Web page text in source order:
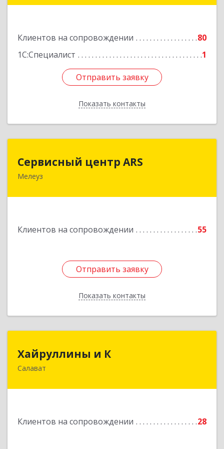
Клиентов на сопровождении
80
1С:Специалист
1
Отправить заявку
Показать контакты
Отправить заявку
Назад
Сервисный центр ARS
Мелеуз
Клиентов на сопровождении 55
Отправить заявку
Показать контакты
Отправить заявку
Назад
Хайруллины и К
Салават
Клиентов на сопровождении 28